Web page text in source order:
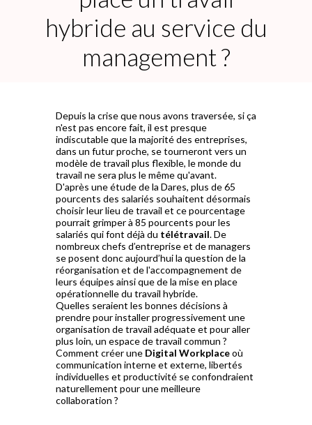
hybride au service du
management ?
Depuis la crise que nous avons traversée, si ça
n'est pas encore fait, il est presque
indiscutable que la majorité des entreprises,
dans un futur proche, se tourneront vers un
modèle de travail plus flexible, le monde du
travail ne sera plus le même qu'avant.
D'après une étude de la Dares, plus de 65
pourcents des salariés souhaitent désormais
choisir leur lieu de travail et ce pourcentage
pourrait grimper à 85 pourcents pour les
salariés qui font déjà du télétravail. De
nombreux chefs d’entreprise et de managers
se posent donc aujourd’hui la question de la
réorganisation et de l'accompagnement de
leurs équipes ainsi que de la mise en place
opérationnelle du travail hybride.
Quelles seraient les bonnes décisions à
prendre pour installer progressivement une
organisation de travail adéquate et pour aller
plus loin, un espace de travail commun ?
Comment créer une Digital Workplaceoù
communication interne et externe, libertés
individuelles et productivité se confondraient
naturellement pour une meilleure
collaboration ?